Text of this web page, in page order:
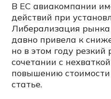
В ЕС авиакомпании
действий при
Либерализация
давно привела к
но в этом году резкий
сочетании с
повышению стоимости
статье.